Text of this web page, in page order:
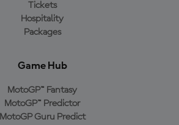
Tickets
Hospitality
Packages
Game Hub
MotoGP™ Fantasy
MotoGP™ Predictor
MotoGP Guru Predict